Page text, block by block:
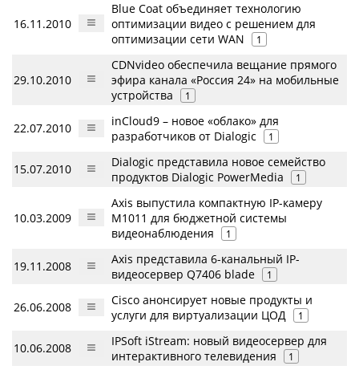
16.11.2010
Blue Coat объединяет технологию
оптимизации видео с решением для
оптимизации сети WAN
1
29.10.2010
CDNvideo обеспечила вещание прямого
эфира канала «Россия 24» на мобильные
устройства
1
22.07.2010
inCloud9 – новое «облако» для
разработчиков от Dialogic
1
15.07.2010
Dialogic представила новое семейство
продуктов Dialogic PowerMedia
1
10.03.2009
Axis выпустила компактную IP-камеру
М1011 для бюджетной системы
видеонаблюдения
1
19.11.2008
Axis представила 6-канальный IP-
видеосервер Q7406 blade
1
26.06.2008
Cisco анонсирует новые продукты и
услуги для виртуализации ЦОД
1
10.06.2008
IPSoft iStream: новый видеосервер для
интерактивного телевидения
1